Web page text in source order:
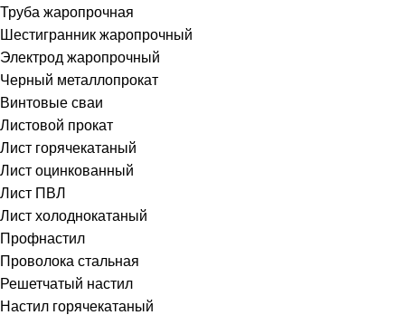
Труба жаропрочная
Шестигранник жаропрочный
Электрод жаропрочный
Черный металлопрокат
Винтовые сваи
Листовой прокат
Лист горячекатаный
Лист оцинкованный
Лист ПВЛ
Лист холоднокатаный
Профнастил
Проволока стальная
Решетчатый настил
Настил горячекатаный